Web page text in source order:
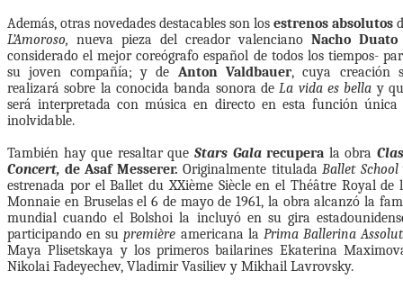
Además, otras novedades destacables son los estrenos absolutos
L’Amoroso, nueva pieza del creador valenciano Nacho Duato
considerado el mejor coreógrafo español de todos los tiempos-
su joven compañía; y de Anton Valdbauer, cuya creación
realizará sobre la conocida banda sonora deLa vida es bella y
será interpretada con música en directo en esta función única
inolvidable.
También hay que resaltar que Stars Gala recupera la obra
Concert, de Asaf Messerer. Originalmente titulada Ballet School
estrenada por el Ballet du XXième Siècle en el Théâtre Royal de
Monnaie en Bruselas el 6 de mayo de 1961, la obra alcanzó la
mundial cuando el Bolshoi la incluyó en su gira
participando en supremière americana la Prima Ballerina
Maya Plisetskaya y los primeros bailarines Ekaterina
Nikolai Fadeyechev, Vladimir Vasiliev y Mikhail Lavrovsky.